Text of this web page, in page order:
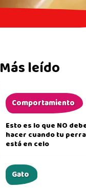
Más leído
Comportamiento
Esto es lo que NO
hacer cuando tu perra
está en celo
Gato